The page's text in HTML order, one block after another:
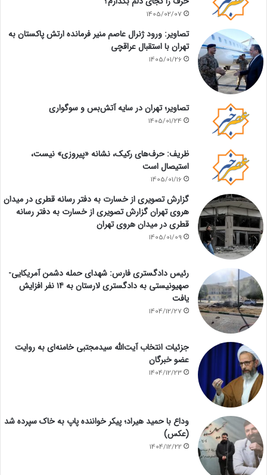
1405/02/07
تصاویر: ورود ژنرال عاصم منیر فرمانده ارتش پاکستان به
تهران با استقبال عراقچی
1405/01/26
تصاویر؛ تهران در سایه آتش‌بس و سوگواری
1405/01/24
ظریف: حرف‌های رکیک، نشانه «پیروزی» نیست،
استیصال است
1405/01/16
گزارش تصویری از خسارت به دفتر رسانه قطری در میدان
هروی تهران گزارش تصویری از خسارت به دفتر رسانه
قطری در میدان هروی تهران
1405/01/09
رئیس دادگستری فارس: شهدای حمله دشمن آمریکایی-
صهیونیستی به دادگستری لارستان به ۱۴ نفر افزایش
یافت
1404/12/27
جزئیات انتخاب آیت‌الله سیدمجتبی خامنه‌ای به روایت
عضو خبرگان
1404/12/23
وداع با حمید هیراد؛ پیکر خواننده پاپ به خاک سپرده شد
(عکس)
1404/12/22